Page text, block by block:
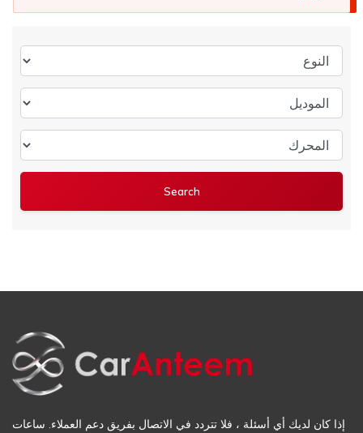
النوع
الموديل
المحرك
إذا كان لديك أي أسئلة ، فلا تتردد في الاتصال بفريق دعم العملاء. ساعات